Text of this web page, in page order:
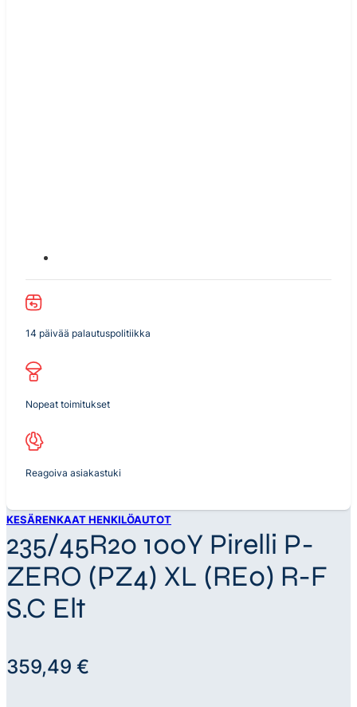
14 päivää palautuspolitiikka
Nopeat toimitukset
Reagoiva asiakastuki
KESÄRENKAAT HENKILÖAUTOT
235/45R20 100Y Pirelli P-
ZERO (PZ4) XL (RE0) R-F
S.C Elt
359,49 €